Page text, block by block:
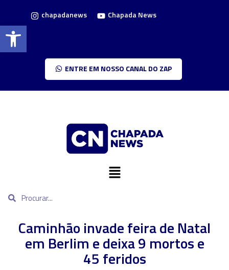
Barra de Ferramentas Aberta
chapadanews Chapada News
ENTRE EM NOSSO CANAL DO ZAP
Caminhão invade feira de Natal
em Berlim e deixa 9 mortos e
45 feridos